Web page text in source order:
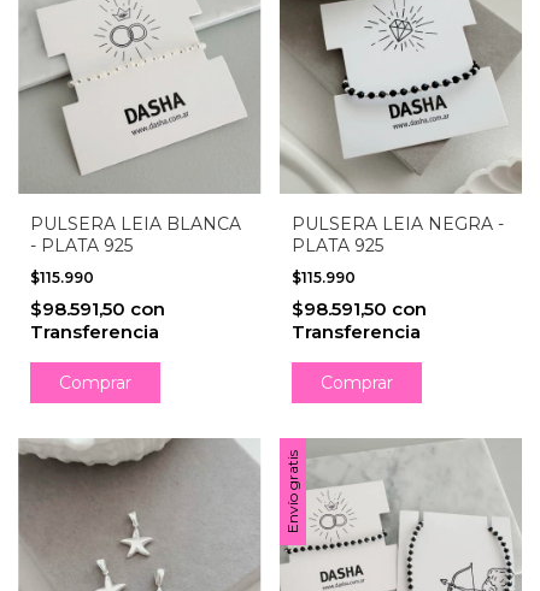
PULSERA LEIA BLANCA
- PLATA 925
$115.990
$98.591,50 con
Transferencia
PULSERA LEIA NEGRA -
PLATA 925
$115.990
$98.591,50 con
Transferencia
Envío gratis